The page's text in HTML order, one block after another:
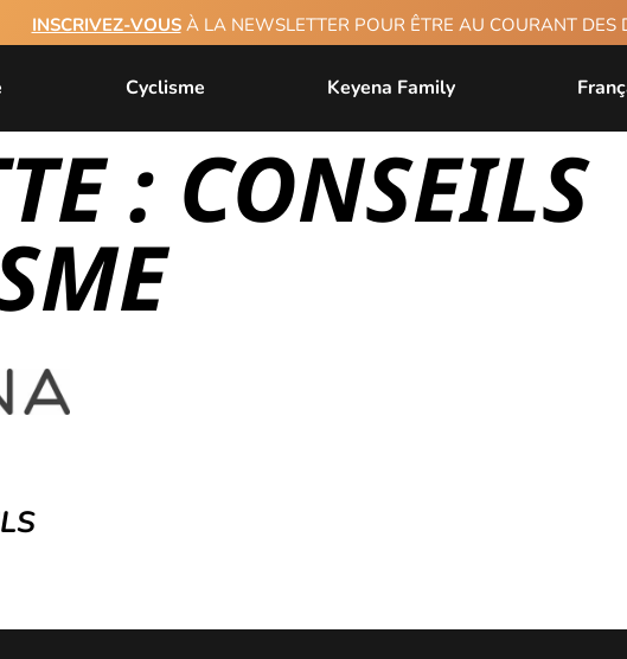
INSCRIVEZ-VOUSÀ LA NEWSLETTER POUR ÊTRE AU COURANT DES
Cyclisme Keyena Family
: CONSEILS